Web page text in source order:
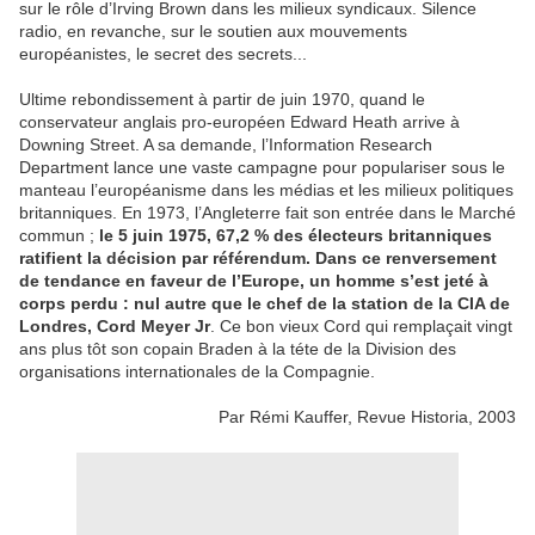
sur le rôle d’Irving Brown dans les milieux syndicaux. Silence
radio, en revanche, sur le soutien aux mouvements
européanistes, le secret des secrets...
Ultime rebondissement à partir de juin 1970, quand le
conservateur anglais pro-européen Edward Heath arrive à
Downing Street. A sa demande, l’Information Research
Department lance une vaste campagne pour populariser sous le
manteau l’européanisme dans les médias et les milieux politiques
britanniques. En 1973, l’Angleterre fait son entrée dans le Marché
commun ; le 5 juin 1975, 67,2 % des électeurs britanniques
ratifient la décision par référendum. Dans ce renversement
de tendance en faveur de l’Europe, un homme s’est jeté à
corps perdu : nul autre que le chef de la station de la CIA de
Londres, Cord Meyer Jr. Ce bon vieux Cord qui remplaçait vingt
ans plus tôt son copain Braden à la téte de la Division des
organisations internationales de la Compagnie.
Par Rémi Kauffer, Revue Historia, 2003